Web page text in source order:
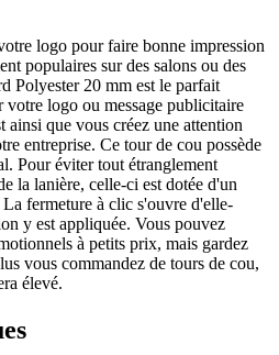
logo pour faire bonne impression
populaires sur des salons ou des
Polyester 20 mm est le parfait
votre logo ou message publicitaire
ainsi que vous créez une attention
entreprise. Ce tour de cou possède
Pour éviter tout étranglement
la lanière, celle-ci est dotée d'un
La fermeture à clic s'ouvre d'elle-
y est appliquée. Vous pouvez
à petits prix, mais gardez
vous commandez de tours de cou,
élevé.